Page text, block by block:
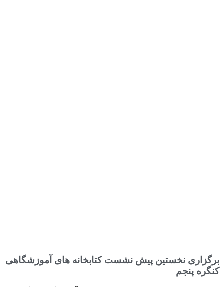
برگزاری نخستین پیش نشست کتابخانه های آموزشگاهی
کنگره پنجم